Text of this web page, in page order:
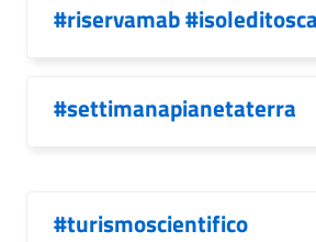
#riservamab
#settimanapianetaterra
#turismoscientifico